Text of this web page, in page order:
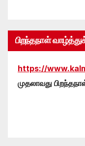
பிறந்தநாள்
https://
முதலாவது